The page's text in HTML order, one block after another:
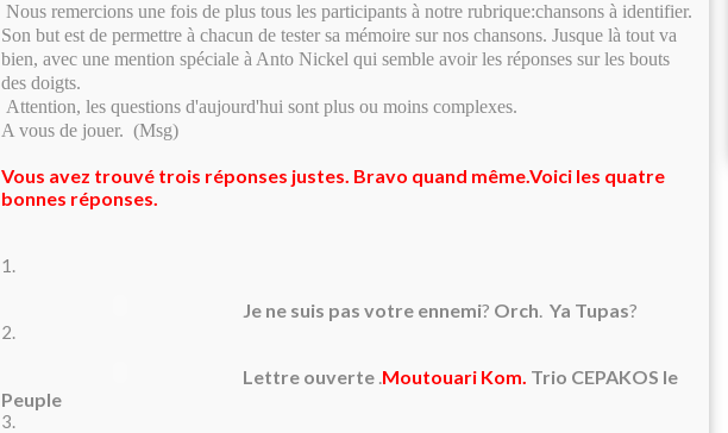
Nous remercions une fois de plus tous les participants à notre rubrique:chansons à identifier.
Son but est de permettre à chacun de tester sa mémoire sur nos chansons. Jusque là tout va
bien, avec une mention spéciale à Anto Nickel qui semble avoir les réponses sur les bouts
des doigts.
Attention, les questions d'aujourd'hui sont plus ou moins complexes.
A vous de jouer. (Msg)
Vous avez trouvé trois réponses justes. Bravo quand même.Voici les quatre
bonnes réponses.
1.
Je ne suis pas votre ennemi? Orch. Ya Tupas?
2.
Lettre ouverte .Moutouari Kom. Trio CEPAKOS le
Peuple
3.